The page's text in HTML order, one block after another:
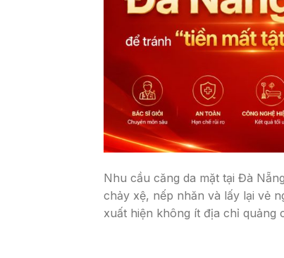
Nhu cầu căng da mặt tại Đà
chảy xệ, nếp nhăn và lấy lại vẻ
xuất hiện không ít địa chỉ